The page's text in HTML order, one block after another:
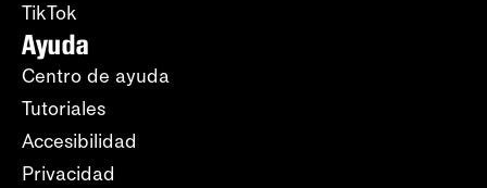
TikTok
Ayuda
Centro de ayuda
Tutoriales
Accesibilidad
Privacidad